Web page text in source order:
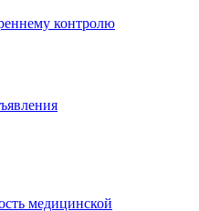
контролю
медицинской